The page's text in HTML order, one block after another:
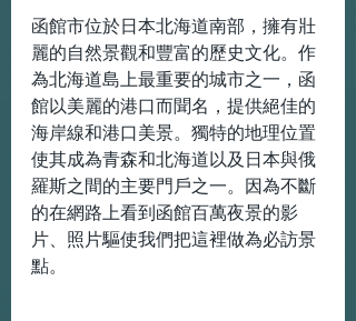
函館市位於日本北海道南部，擁有壯
麗的自然景觀和豐富的歷史文化。作
為北海道島上最重要的城市之一，函
館以美麗的港口而聞名，提供絕佳的
海岸線和港口美景。獨特的地理位置
使其成為青森和北海道以及日本與俄
羅斯之間的主要門戶之一。因為不斷
的在網路上看到函館百萬夜景的影
片、照片驅使我們把這裡做為必訪景
點。